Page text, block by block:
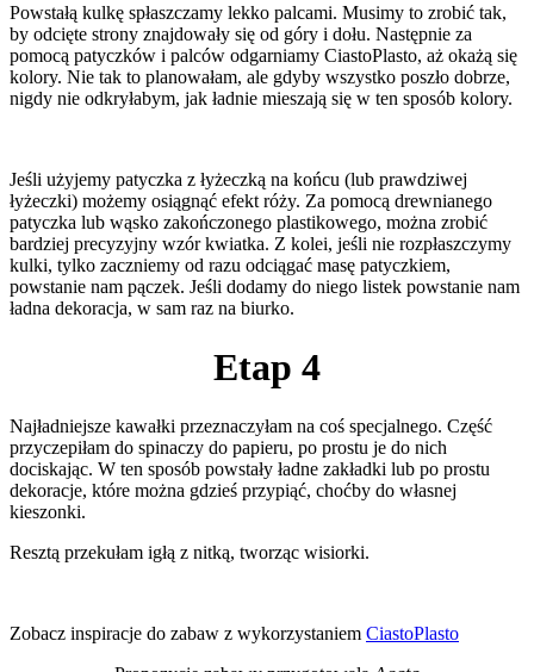
Powstałą kulkę spłaszczamy lekko palcami. Musimy to zrobić tak,
by odcięte strony znajdowały się od góry i dołu. Następnie za
pomocą patyczków i palców odgarniamy CiastoPlasto, aż okażą się
kolory. Nie tak to planowałam, ale gdyby wszystko poszło dobrze,
nigdy nie odkryłabym, jak ładnie mieszają się w ten sposób kolory.
Jeśli użyjemy patyczka z łyżeczką na końcu (lub prawdziwej
łyżeczki) możemy osiągnąć efekt róży. Za pomocą drewnianego
patyczka lub wąsko zakończonego plastikowego, można zrobić
bardziej precyzyjny wzór kwiatka. Z kolei, jeśli nie rozpłaszczymy
kulki, tylko zaczniemy od razu odciągać masę patyczkiem,
powstanie nam pączek. Jeśli dodamy do niego listek powstanie nam
ładna dekoracja, w sam raz na biurko.
Etap 4
Najładniejsze kawałki przeznaczyłam na coś specjalnego. Część
przyczepiłam do spinaczy do papieru, po prostu je do nich
dociskając. W ten sposób powstały ładne zakładki lub po prostu
dekoracje, które można gdzieś przypiąć, choćby do własnej
kieszonki.
Resztą przekułam igłą z nitką, tworząc wisiorki.
Zobacz inspiracje do zabaw z wykorzystaniem CiastoPlasto